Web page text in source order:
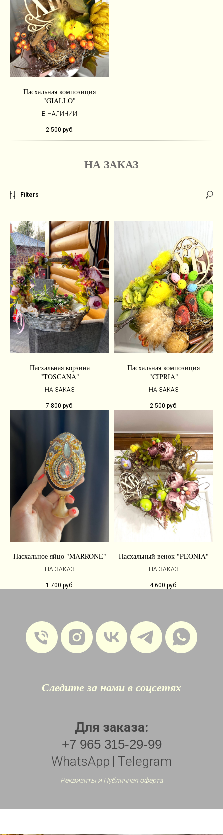
Пасхальная композиция
"GIALLO"
В НАЛИЧИИ
2 500 руб.
НА ЗАКАЗ
Filters
Пасхальная корзина
"TOSCANA"
НА ЗАКАЗ
7 800 руб.
Пасхальная композиция
"CIPRIA"
НА ЗАКАЗ
2 500 руб.
Пасхальное яйцо "MARRONE"
НА ЗАКАЗ
1 700 руб.
Пасхальный венок "PEONIA"
НА ЗАКАЗ
4 600 руб.
Следите за нами в соцсетях
Для заказа:
+7 965 315-29-99
WhatsApp | Telegram
Реквизиты и Публичная оферта